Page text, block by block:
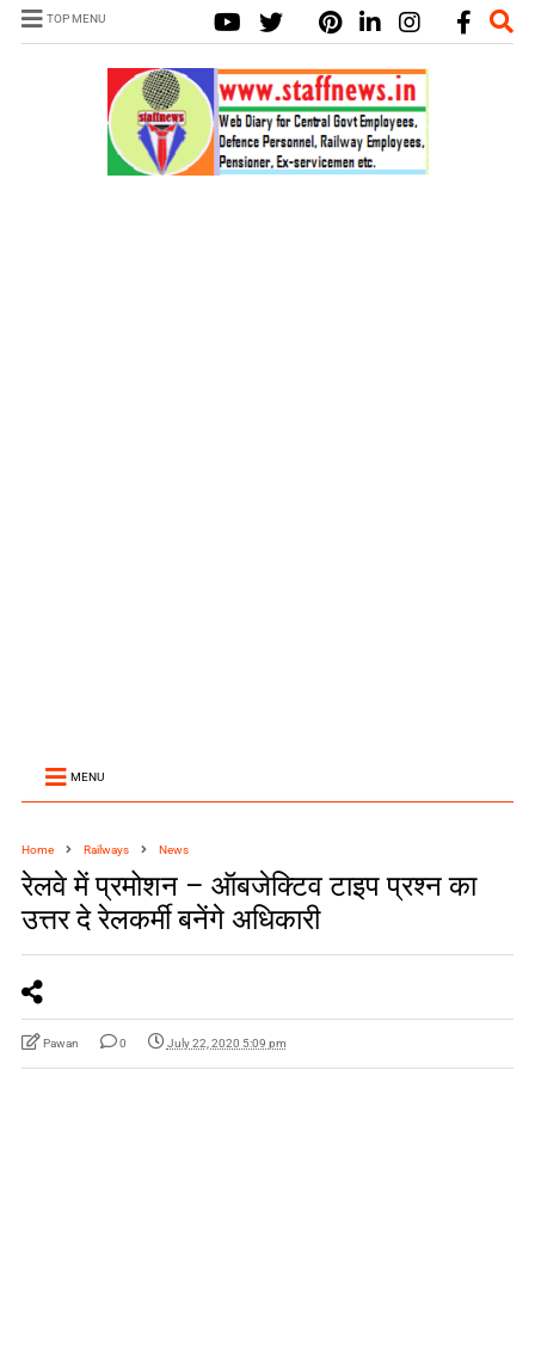
TOP MENU
MENU
Home Railways News
रेलवे में प्रमोशन – ऑबजेक्टिव टाइप प्रश्न का
उत्तर दे रेलकर्मी बनेंगे अधिकारी
Pawan 0 July 22, 2020 5:09 pm